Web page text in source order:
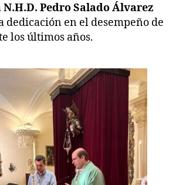
N.H.D. Pedro Salado Álvarez
dedicación en el desempeño de
los últimos años.